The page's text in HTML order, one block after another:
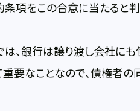
項をこの合意に当たると判
は、銀行は譲り渡し会社に
重要なことなので、債権者